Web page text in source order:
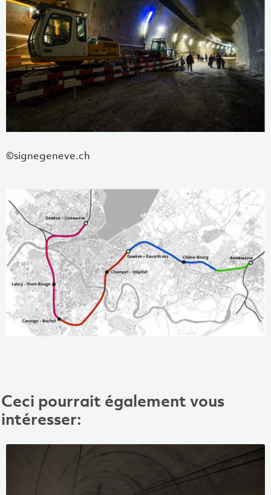
©signegeneve.ch
Ceci pourrait également vous
intéresser: